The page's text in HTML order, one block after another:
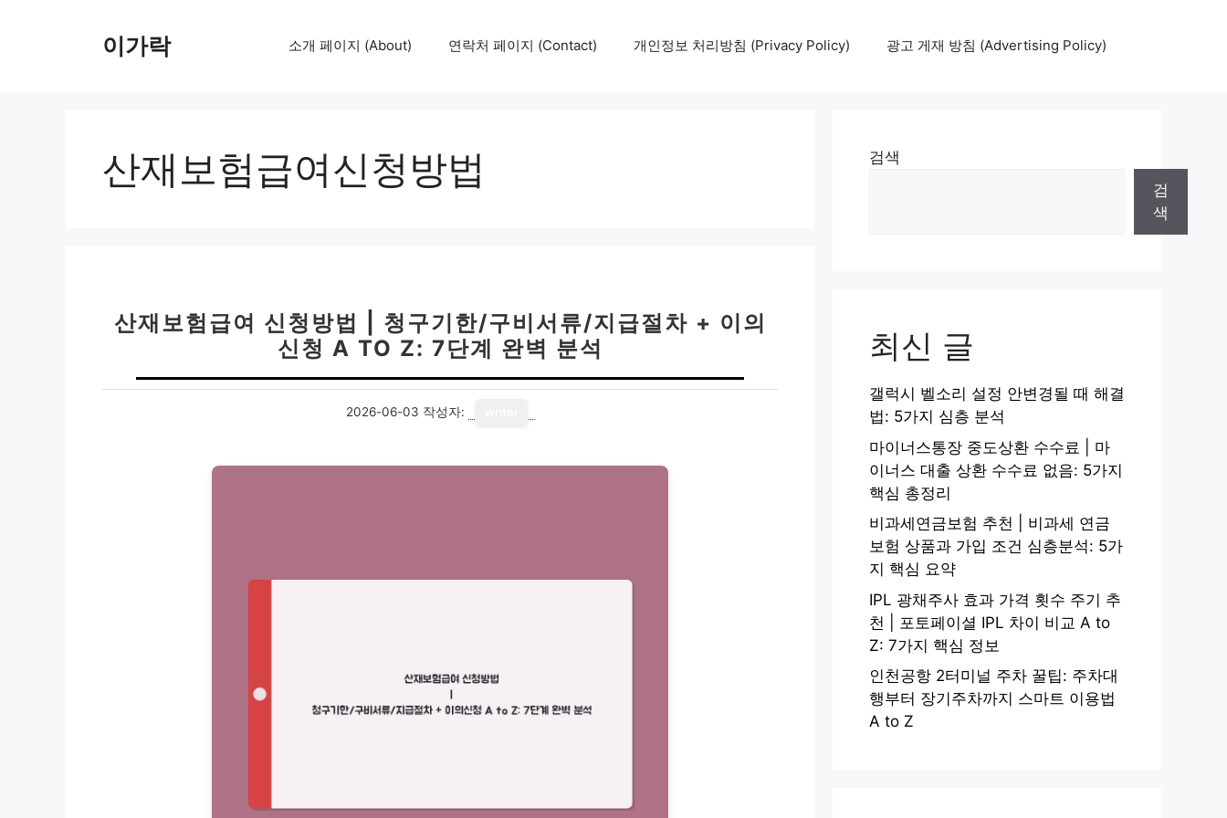
이가락 소개 페이지 (About) 연락처 페이지 (Contact) 개인정보 처리방침 (Privacy Policy) 광고 게재 방침 (Advertising Policy)
산재보험급여신청방법
산재보험급여 신청방법 | 청구기한/구비서류/지급절차 + 이의
신청 A TO Z: 7단계 완벽 분석
2026-06-03 작성자:
검색
검
색
최신 글
갤럭시 벨소리 설정 안변경될 때 해결
법: 5가지 심층 분석
마이너스통장 중도상환 수수료 | 마
이너스 대출 상환 수수료 없음: 5가지
핵심 총정리
비과세연금보험 추천 | 비과세 연금
보험 상품과 가입 조건 심층분석: 5가
지 핵심 요약
IPL 광채주사 효과 가격 횟수 주기 추
천 | 포토페이셜 IPL 차이 비교 A to
Z: 7가지 핵심 정보
인천공항 2터미널 주차 꿀팁: 주차대
행부터 장기주차까지 스마트 이용법
A to Z